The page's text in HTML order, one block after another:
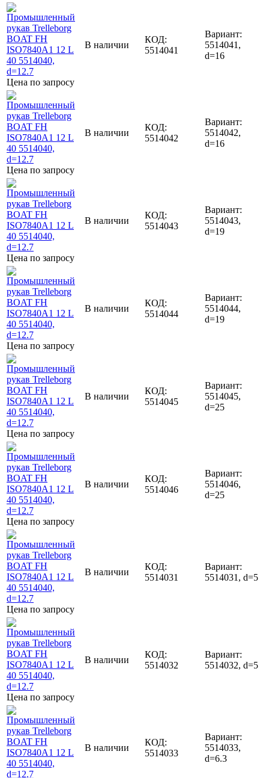
Цена по запросу
В наличии
КОД:
5514041
Вариант:
5514041,
d=16
Цена по запросу
В наличии
КОД:
5514042
Вариант:
5514042,
d=16
Цена по запросу
В наличии
КОД:
5514043
Вариант:
5514043,
d=19
Цена по запросу
В наличии
КОД:
5514044
Вариант:
5514044,
d=19
Цена по запросу
В наличии
КОД:
5514045
Вариант:
5514045,
d=25
Цена по запросу
В наличии
КОД:
5514046
Вариант:
5514046,
d=25
Цена по запросу
В наличии
КОД:
5514031
Вариант:
5514031, d=5
Цена по запросу
В наличии
КОД:
5514032
Вариант:
5514032, d=5
В наличии
КОД:
5514033
Вариант:
5514033,
d=6.3